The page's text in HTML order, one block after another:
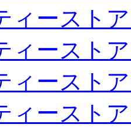
ィースト
ィースト
ィースト
ィースト